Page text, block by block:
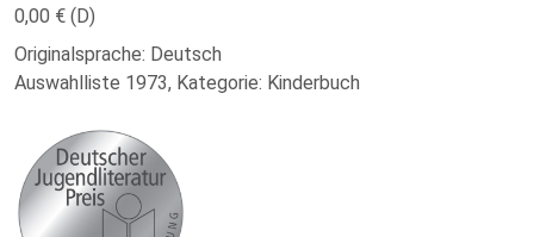
0,00 € (D)
Originalsprache: Deutsch
Auswahlliste 1973, Kategorie: Kinderbuch